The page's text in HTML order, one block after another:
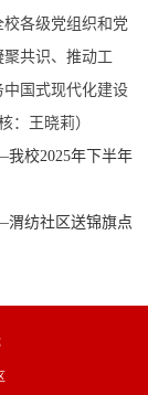
各级党组织和党
共识、推动工
国式现代化建设
：王晓莉）
校2025年下半年
纺社区送锦旗点